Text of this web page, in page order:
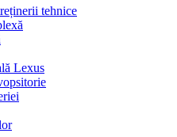
tehnice
Lexus